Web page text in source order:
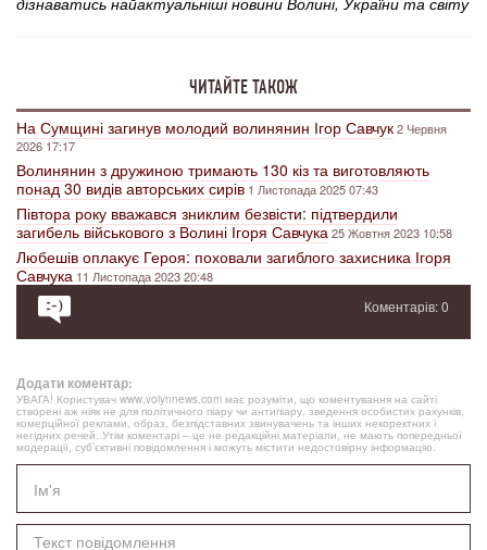
ЧИТАЙТЕ ТАКОЖ
На Сумщині загинув молодий волинянин Ігор Савчук2 Червня
2026 17:17
Волинянин з дружиною тримають 130 кіз та виготовляють
понад 30 видів авторських сирів 1 Листопада 2025 07:43
Півтора року вважався зниклим безвісти: підтвердили
загибель військового з Волині Ігоря Савчука25 Жовтня 2023 10:58
Любешів оплакує Героя: поховали загиблого захисника Ігоря
Савчука 11 Листопада 2023 20:48
Коментарів: 0
Додати коментар:
УВАГА! Користувач www.volynnews.com має розуміти, що коментування на сайті
створені аж ніяк не для політичного піару чи антипіару, зведення особистих рахунків,
комерційної реклами, образ, безпідставних звинувачень та інших некоректних і
негідних речей. Утім коментарі – це не редакційні матеріали, не мають попередньої
модерації, суб’єктивні повідомлення і можуть містити недостовірну інформацію.